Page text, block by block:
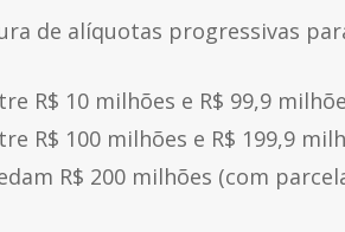
de alíquotas progressivas
R$ 10 milhões e R$ 99,9
R$ 100 milhões e R$ 199,9
R$ 200 milhões (com